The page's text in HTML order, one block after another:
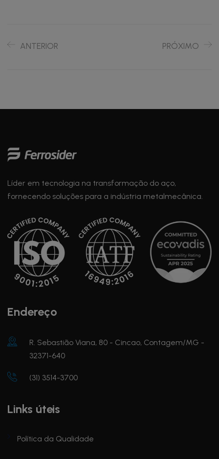
ANTERIOR PRÓXIMO
Líder em tecnologia na transformação do aço,
fornecendo soluções para a indústria metalmecânica.
Endereço
R. Sebastião Viana, 80 - Cincao, Contagem/MG -
32371-640
(31) 3514-3700
Links úteis
Política da Qualidade